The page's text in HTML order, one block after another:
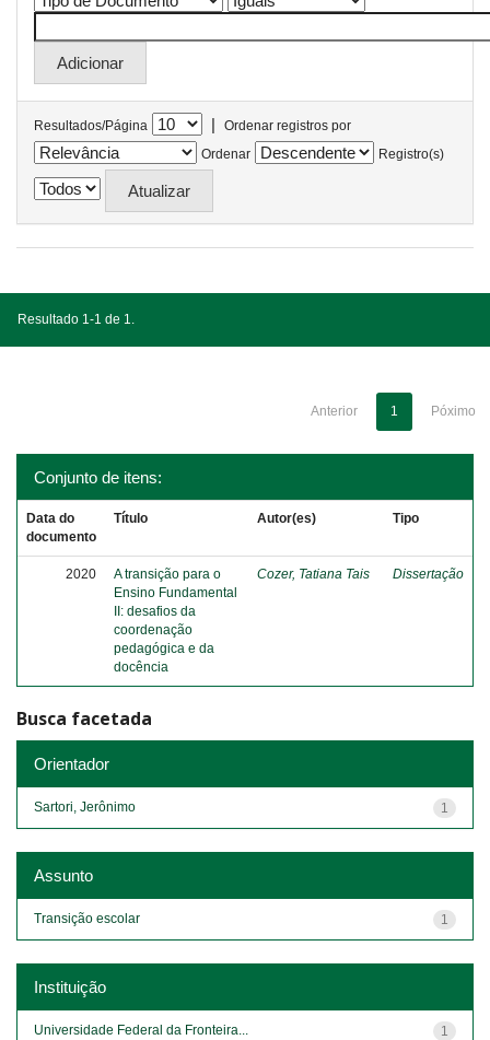
Resultados/Página |
Ordenar registros por
Ordenar
Registro(s)
Resultado 1-1 de 1.
Anterior 1 Póximo
Conjunto de itens:
Data do
documento
Título Autor(es) Tipo
2020
A transição para o
Ensino Fundamental
II: desafios da
coordenação
pedagógica e da
docência
Cozer, Tatiana Tais Dissertação
Busca facetada
Orientador
1
Sartori, Jerônimo
Assunto
1
Transição escolar
Instituição
1
Universidade Federal da Fronteira...